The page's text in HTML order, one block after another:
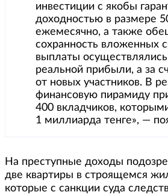
инвестиции с якобы
доходностью в размере
ежемесячно, а также
сохранность вложенных
выплаты осуществлялись
реальной прибыли, а за
от новых участников. В
финансовую пирамиду
400 вкладчиков,
1 миллиарда тенге», —
На преступные доходы
две квартиры в строящемся
которые с санкции суда